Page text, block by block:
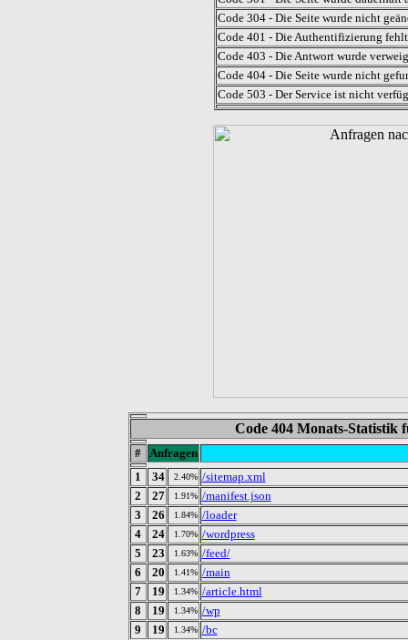
Code 304 - Die Seite wurde nicht
Code 401 - Die Authentifizierung
Code 403 - Die Antwort wurde
Code 404 - Die Seite wurde nicht
Code 503 - Der Service ist nicht
Code 404 Monats-Statistik
#
Anfragen
1
34 2.40% /sitemap.xml
2
27 1.91% /manifest.json
3
26 1.84% /loader
4
24 1.70% /wordpress
5
23 1.63% /feed/
6
20 1.41% /main
7
19 1.34% /article.html
8
19 1.34% /wp
9
19 1.34% /bc